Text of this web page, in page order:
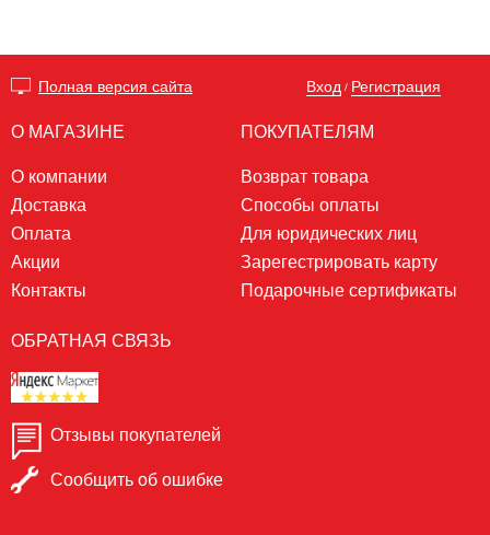
Полная версия сайта Вход / Регистрация
О МАГАЗИНЕ
О компании
Доставка
Оплата
Акции
Контакты
ПОКУПАТЕЛЯМ
Возврат товара
Способы оплаты
Для юридических лиц
Зарегестрировать карту
Подарочные сертификаты
ОБРАТНАЯ СВЯЗЬ
Отзывы покупателей
Сообщить об ошибке